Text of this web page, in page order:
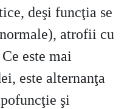
deşi funcţia se
atrofii cu
este mai
este alternanţa
şi